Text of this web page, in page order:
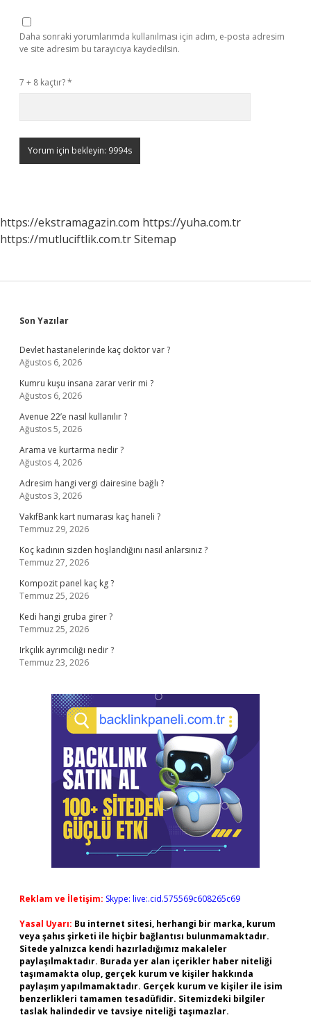
Daha sonraki yorumlarımda kullanılması için adım, e-posta adresim
ve site adresim bu tarayıcıya kaydedilsin.
7 + 8 kaçtır?*
https://ekstramagazin.com https://yuha.com.tr
https://mutluciftlik.com.trSitemap
Sidebar
Son Yazılar
Devlet hastanelerinde kaç doktor var ?
Ağustos 6, 2026
Kumru kuşu insana zarar verir mi ?
Ağustos 6, 2026
Avenue 22’e nasıl kullanılır ?
Ağustos 5, 2026
Arama ve kurtarma nedir ?
Ağustos 4, 2026
Adresim hangi vergi dairesine bağlı ?
Ağustos 3, 2026
VakıfBank kart numarası kaç haneli ?
Temmuz 29, 2026
Koç kadının sizden hoşlandığını nasıl anlarsınız ?
Temmuz 27, 2026
Kompozit panel kaç kg ?
Temmuz 25, 2026
Kedi hangi gruba girer ?
Temmuz 25, 2026
Irkçılık ayrımcılığı nedir ?
Temmuz 23, 2026
Reklam ve İletişim: Skype: live:.cid.575569c608265c69
Yasal Uyarı: Bu internet sitesi, herhangi bir marka, kurum
veya şahıs şirketi ile hiçbir bağlantısı bulunmamaktadır.
Sitede yalnızca kendi hazırladığımız makaleler
paylaşılmaktadır. Burada yer alan içerikler haber niteliği
taşımamakta olup, gerçek kurum ve kişiler hakkında
paylaşım yapılmamaktadır. Gerçek kurum ve kişiler ile isim
benzerlikleri tamamen tesadüfidir. Sitemizdeki bilgiler
taslak halindedir ve tavsiye niteliği taşımazlar.